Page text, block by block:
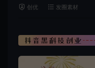
创优 发圈素材